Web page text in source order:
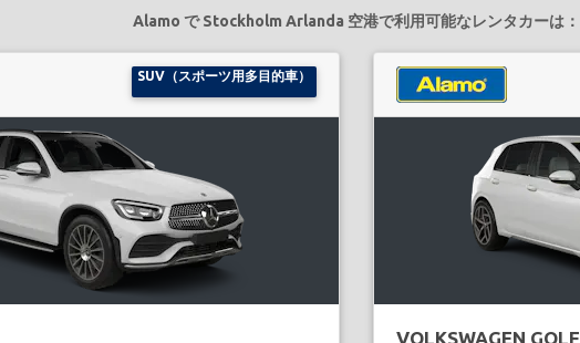
Alamo で Stockholm Arlanda 空港で利用可能なレンタカーは：
SUV（スポーツ用多目的車）
VOLKSWAGEN GOLF